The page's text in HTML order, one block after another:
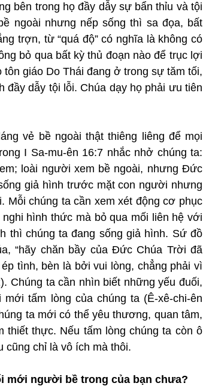
bên trong họ đầy dẫy sự bẩn thỉu và tội
ngoài nhưng nếp sống thì sa đọa, bất
trợn, từ “quá độ” có nghĩa là không có
bỏ qua bất kỳ thủ đoạn nào để trục lợi
giáo Do Thái đang ở trong sự tăm tối,
đầy dẫy tội lỗi. Chúa dạy họ phải ưu tiên
vẻ bề ngoài thật thiêng liêng để mọi
I Sa-mu-ên 16:7 nhắc nhở chúng ta:
loài người xem bề ngoài, nhưng Đức
giả hình trước mặt con người nhưng
chúng ta cần xem xét động cơ phục
hình thức mà bỏ qua mối liên hệ với
thì chúng ta đang sống giả hình. Sứ đồ
“hãy chăn bầy của Đức Chúa Trời đã
tình, bèn là bởi vui lòng, chẳng phải vì
Chúng ta cần nhìn biết những yếu đuối,
tấm lòng của chúng ta (Ê-xê-chi-ên
ta mới có thể yêu thương, quan tâm,
thiết thực. Nếu tấm lòng chúng ta còn ô
cũng chỉ là vô ích mà thôi.
mới người bề trong của bạn chưa?